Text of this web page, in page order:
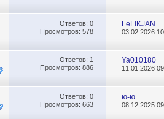
Ответов: 0
Просмотров: 578
LeLIKJAN
03.02.2026
Ответов: 1
Просмотров: 886
Ya010180
11.01.2026
Ответов: 0
Просмотров: 663
ю-ю
08.12.2025